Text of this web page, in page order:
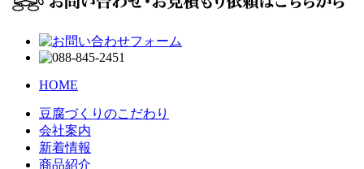
HOME
豆腐づくりのこだわり
会社案内
新着情報
商品紹介